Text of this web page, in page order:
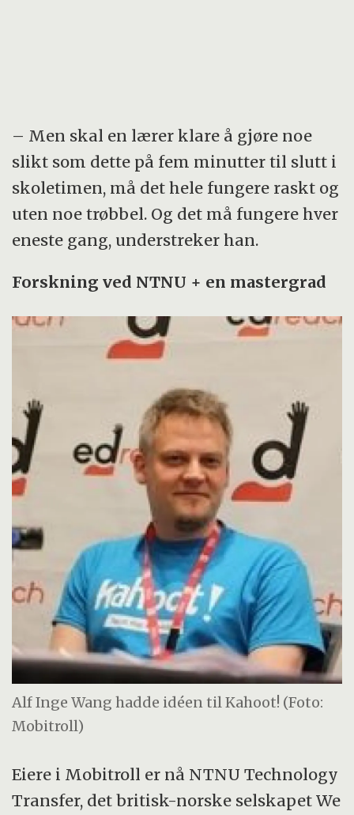
– Men skal en lærer klare å gjøre noe
slikt som dette på fem minutter til slutt i
skoletimen, må det hele fungere raskt og
uten noe trøbbel. Og det må fungere hver
eneste gang, understreker han.
Forskning ved NTNU + en mastergrad
Alf Inge Wang hadde idéen til Kahoot! (Foto:
Mobitroll)
Eiere i Mobitroll er nå NTNU Technology
Transfer, det britisk-norske selskapet We